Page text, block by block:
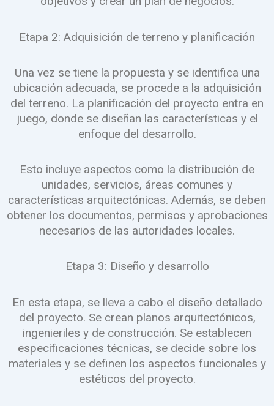
Etapa 2: Adquisición de terreno y planificación
Una vez se tiene la propuesta y se identifica una
ubicación adecuada, se procede a la adquisición
del terreno. La planificación del proyecto entra en
juego, donde se diseñan las características y el
enfoque del desarrollo.
Esto incluye aspectos como la distribución de
unidades, servicios, áreas comunes y
características arquitectónicas. Además, se deben
obtener los documentos, permisos y aprobaciones
necesarios de las autoridades locales.
Etapa 3: Diseño y desarrollo
En esta etapa, se lleva a cabo el diseño detallado
del proyecto. Se crean planos arquitectónicos,
ingenieriles y de construcción. Se establecen
especificaciones técnicas, se decide sobre los
materiales y se definen los aspectos funcionales y
estéticos del proyecto.